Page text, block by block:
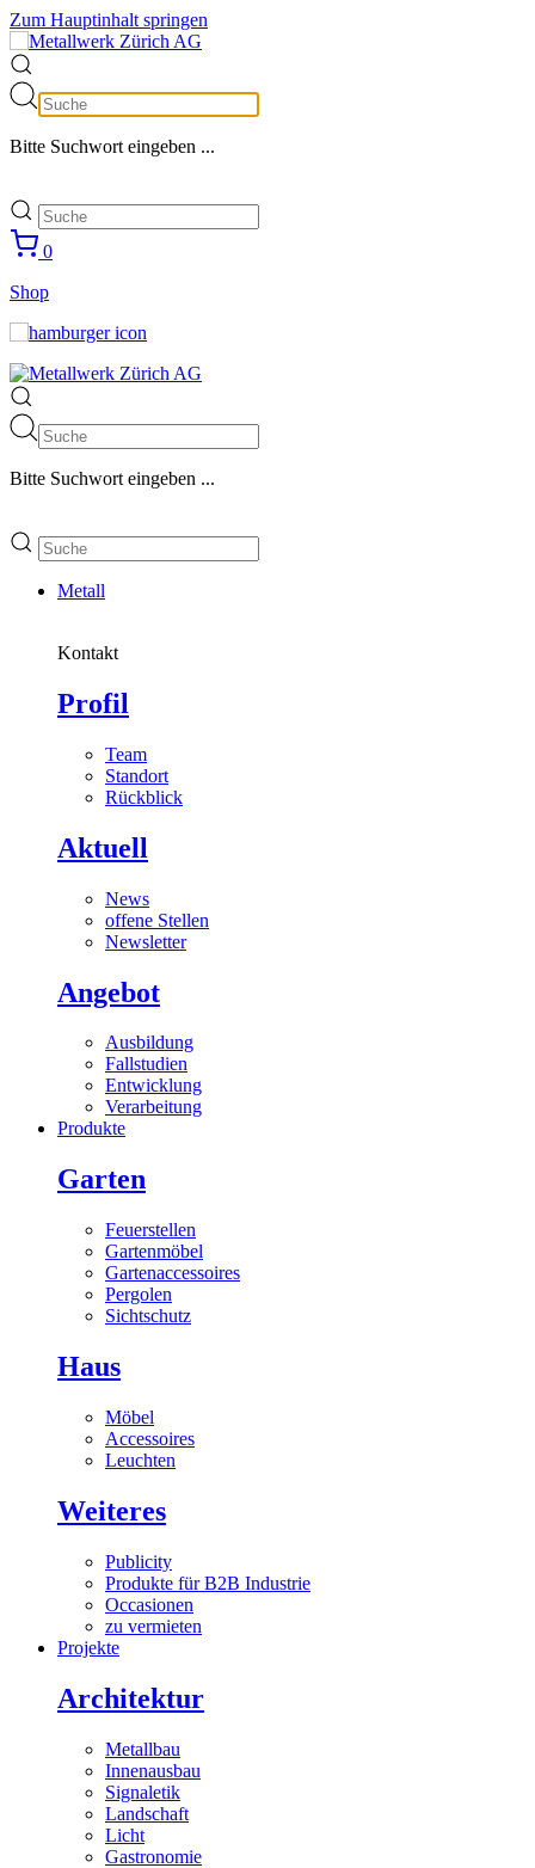
Zum Hauptinhalt springen
Bitte Suchwort eingeben ...
0
Shop
Bitte Suchwort eingeben ...
Metall
Kontakt
Profil
Team
Standort
Rückblick
Aktuell
News
offene Stellen
Newsletter
Angebot
Ausbildung
Fallstudien
Entwicklung
Verarbeitung
Produkte
Garten
Feuerstellen
Gartenmöbel
Gartenaccessoires
Pergolen
Sichtschutz
Haus
Möbel
Accessoires
Leuchten
Weiteres
Publicity
Produkte für B2B Industrie
Occasionen
zu vermieten
Projekte
Architektur
Metallbau
Innenausbau
Signaletik
Landschaft
Licht
Gastronomie